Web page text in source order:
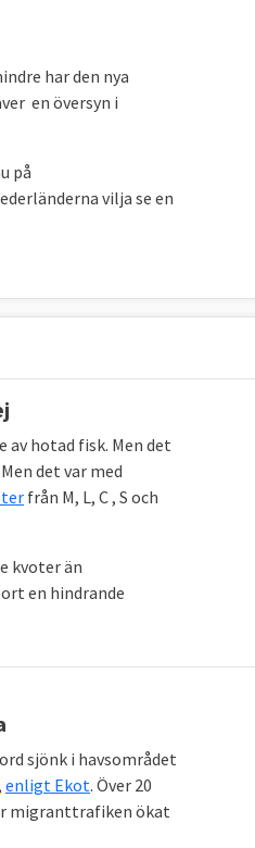
har den nya
en översyn i
på
vilja se en
hotad fisk. Men det
det var med
från M, L, C , S och
kvoter än
en hindrande
sjönk i havsområdet
enligt Ekot. Över 20
migranttrafiken ökat